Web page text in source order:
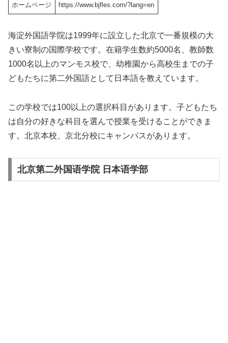
ホームページ https://www.bjfles.com/?lang=en
海淀外国語学院は1999年に設立した北京で一番規模の大
きい寮制の国際学校です。在籍学生数約5000名、教師数
1000名以上のマンモス校で、幼稚園から高校生までの子
どもたちに第二外国語として日本語を教えています。
この学校では100以上の選択科目があります。子どもたち
は自分の好きな科目を選んで授業を受けることができま
す。北京本校、京北分校にキャンパスがあります。
北京第二外国语学院 日本语学部